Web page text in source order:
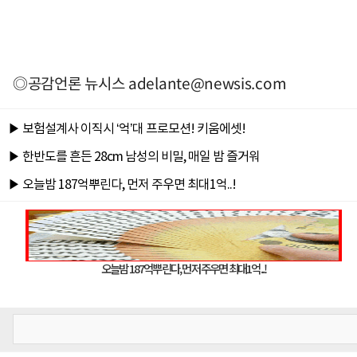
◎공감언론 뉴시스adelante@newsis.com